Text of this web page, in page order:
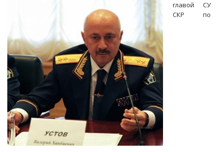
СКР
главой СУ
СКР по